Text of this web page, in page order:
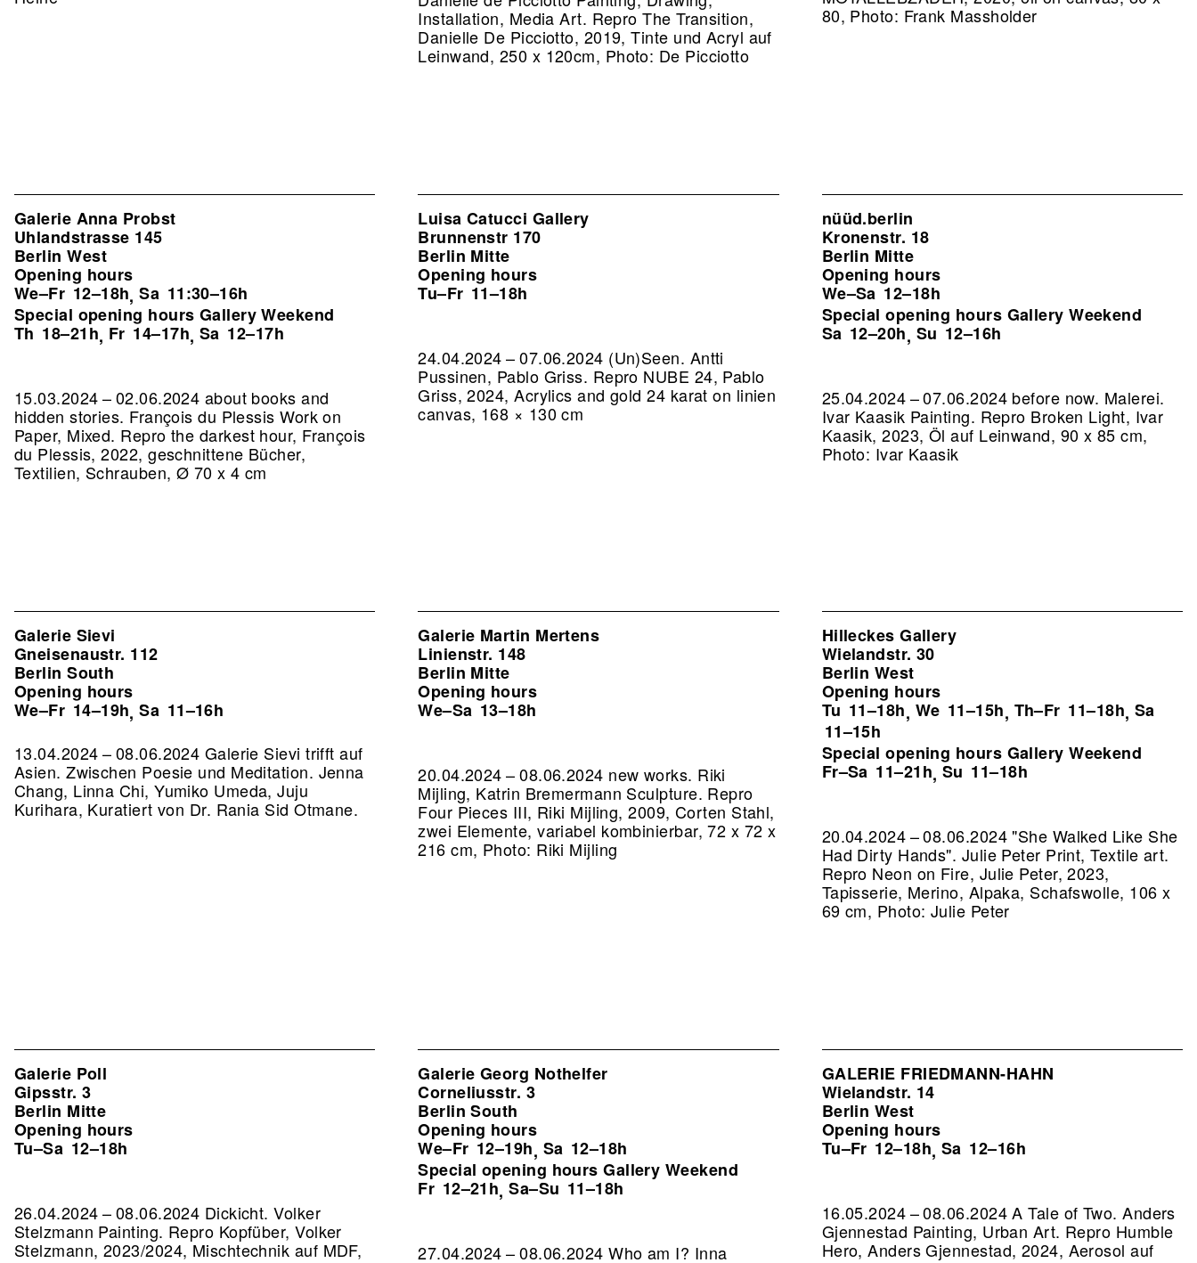
Installation, Media Art. Repro The Transition,
Danielle De Picciotto, 2019, Tinte und Acryl auf
Leinwand, 250 x 120cm, Photo: De Picciotto
80, Photo: Frank Massholder
Galerie Anna Probst
Uhlandstrasse 145
Berlin West
Opening hours
We–Fr 12–18h,Sa 11:30–16h
Special opening hours Gallery Weekend
Th 18–21h, Fr 14–17h, Sa 12–17h
15.03.2024 – 02.06.2024 about books and
hidden stories. François du Plessis Work on
Paper, Mixed. Repro the darkest hour, François
du Plessis, 2022, geschnittene Bücher,
Textilien, Schrauben, Ø 70 x 4 cm
Luisa Catucci Gallery
Brunnenstr 170
Berlin Mitte
Opening hours
Tu–Fr 11–18h
24.04.2024 – 07.06.2024 (Un)Seen. Antti
Pussinen, Pablo Griss. Repro NUBE 24, Pablo
Griss, 2024, Acrylics and gold 24 karat on linien
canvas, 168 × 130 cm
nüüd.berlin
Kronenstr. 18
Berlin Mitte
Opening hours
We–Sa 12–18h
Special opening hours Gallery Weekend
Sa 12–20h, Su 12–16h
25.04.2024 – 07.06.2024 before now. Malerei.
Ivar Kaasik Painting. Repro Broken Light, Ivar
Kaasik, 2023, Öl auf Leinwand, 90 x 85 cm,
Photo: Ivar Kaasik
Galerie Sievi
Gneisenaustr. 112
Berlin South
Opening hours
We–Fr 14–19h,Sa 11–16h
13.04.2024 – 08.06.2024 Galerie Sievi trifft auf
Asien. Zwischen Poesie und Meditation. Jenna
Chang, Linna Chi, Yumiko Umeda, Juju
Kurihara, Kuratiert von Dr. Rania Sid Otmane.
Galerie Martin Mertens
Linienstr. 148
Berlin Mitte
Opening hours
We–Sa 13–18h
20.04.2024 – 08.06.2024 new works. Riki
Mijling, Katrin Bremermann Sculpture. Repro
Four Pieces III, Riki Mijling, 2009, Corten Stahl,
zwei Elemente, variabel kombinierbar, 72 x 72 x
216 cm, Photo: Riki Mijling
Hilleckes Gallery
Wielandstr. 30
Berlin West
Opening hours
Tu 11–18h, We 11–15h, Th–Fr 11–18h, Sa
11–15h
Special opening hours Gallery Weekend
Fr–Sa 11–21h, Su 11–18h
20.04.2024 – 08.06.2024 "She Walked Like She
Had Dirty Hands". Julie Peter Print, Textile art.
Repro Neon on Fire, Julie Peter, 2023,
Tapisserie, Merino, Alpaka, Schafswolle, 106 x
69 cm, Photo: Julie Peter
Galerie Poll
Gipsstr. 3
Berlin Mitte
Opening hours
Tu–Sa 12–18h
26.04.2024 – 08.06.2024 Dickicht. Volker
Stelzmann Painting. Repro Kopfüber, Volker
Stelzmann, 2023/2024, Mischtechnik auf MDF,
Galerie Georg Nothelfer
Corneliusstr. 3
Berlin South
Opening hours
We–Fr 12–19h, Sa 12–18h
Special opening hours Gallery Weekend
Fr 12–21h,Sa–Su 11–18h
27.04.2024 – 08.06.2024 Who am I? Inna
GALERIE FRIEDMANN-HAHN
Wielandstr. 14
Berlin West
Opening hours
Tu–Fr 12–18h, Sa 12–16h
16.05.2024 – 08.06.2024 A Tale of Two. Anders
Gjennestad Painting, Urban Art. Repro Humble
Hero, Anders Gjennestad, 2024, Aerosol auf